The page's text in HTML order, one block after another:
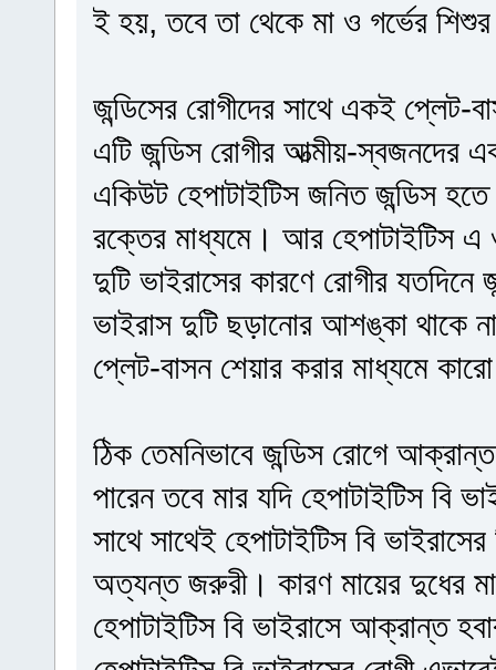
ই হয়, তবে তা থেকে মা ও গর্ভের
জন্ডিসের রোগীদের সাথে একই প্লেট-
এটি জন্ডিস রোগীর আত্মীয়-স্বজনদের
একিউট হেপাটাইটিস জনিত জন্ডিস
রক্তের মাধ্যমে। আর হেপাটাইটিস এ
দুটি ভাইরাসের কারণে রোগীর
ভাইরাস দুটি ছড়ানোর আশঙ্কা থাকে
প্লেট-বাসন শেয়ার করার মাধ্যমে
ঠিক তেমনিভাবে জন্ডিস রোগে
পারেন তবে মার যদি হেপাটাইটিস বি
সাথে সাথেই হেপাটাইটিস বি
অত্যন্ত জরুরী। কারণ মায়ের দুধের
হেপাটাইটিস বি ভাইরাসে আক্রান্ত